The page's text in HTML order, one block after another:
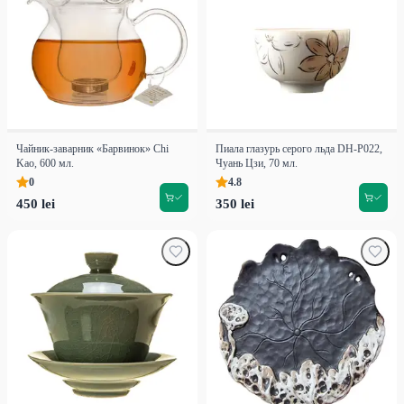
Чайник-заварник «Барвинок» Chi
Kao, 600 мл.
0
450 lei
Пиала глазурь серого льда DH-P022,
Чуань Цзи, 70 мл.
4.8
350 lei